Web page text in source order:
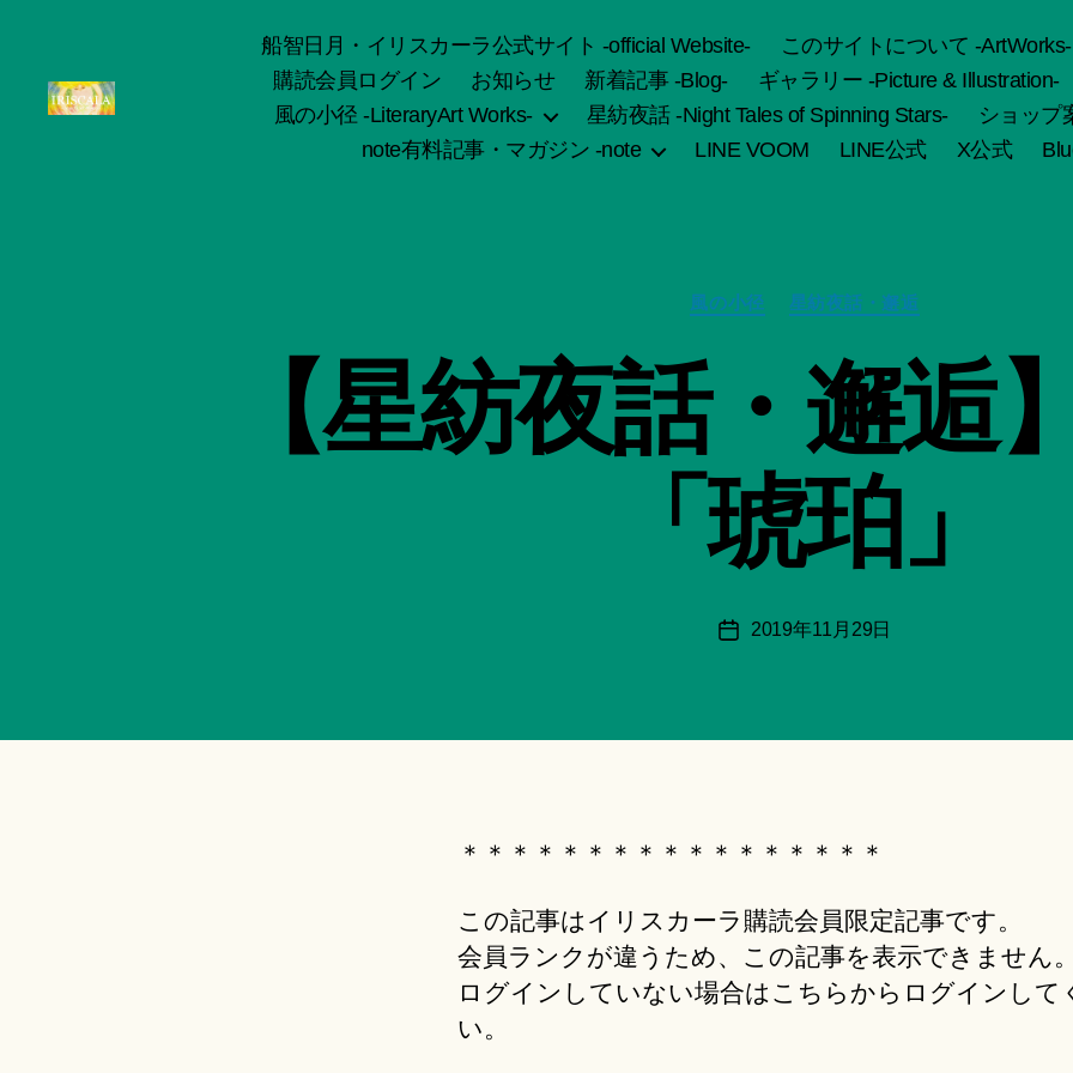
船智日月・イリスカーラ公式サイト -official Website- このサイトについて -ArtWorks-
購読会員ログイン
お知らせ 新着記事 -Blog- ギャラリー -Picture & Illustration-
風の小径 -LiteraryArt Works-
星紡夜話 -Night Tales of Spinning Stars-
ショップ
note有料記事・マガジン -note
LINE VOOM LINE公式 X公式
カ
テ
リ
ー
風の小径 星紡夜話・邂逅
【星紡夜話・邂逅
「琥珀」
投
作
成
者
:
船
智
日
月
ki
投
2019年11月29日
＊＊＊＊＊＊＊＊＊＊＊＊＊＊＊＊＊
この記事はイリスカーラ購読会員限定記事です。
会員ランクが違うため、この記事を表示できません。
ログインしていない場合はこちらからログインして
い。